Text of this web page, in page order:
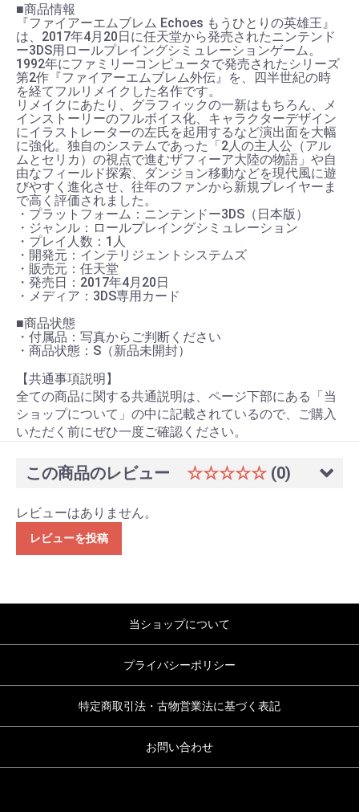
■商品情報
『ファイアーエムブレム Echoes もうひとりの英雄王』
は、2017年4月20日に任天堂から発売されたニンテンド
ー3DS用ロールプレイングシミュレーションゲーム。
1992年にファミリーコンピュータで発売されたシリーズ
第2作『ファイアーエムブレム外伝』を、四半世紀の時
を経てフルリメイクした名作です。
リメイクにあたり、グラフィックの一新はもちろん、メ
インストーリーのフルボイス化、キャラクターデザイン
にイラストレーターの左氏を起用するなど演出面を大幅
に強化。独自のシステムであった「2人の主人公（アル
ムとセリカ）の視点で進むザフィーア大陸の物語」や自
由なフィールド探索、ダンジョン移動などを現代風に遊
びやすく進化させ、往年のファンから新規プレイヤーま
で高く評価されました。
・プラットフォーム：ニンテンドー3DS（日本版）
・ジャンル：ロールプレイングシミュレーション
・プレイ人数：1人
・開発元：インテリジェントシステムズ
・販売元：任天堂
・発売日：2017年4月20日
・メディア：3DS専用カード
■商品状態
・付属品：写真からご判断ください
・商品状態：S（新品未開封）
【共通事項説明】
全ての商品に関する共通説明は、ページ下部にある「当
ショップについて」の中に記載されているので、ご購入
いただく前にぜひ一度ご確認ください。
この商品のレビュー ☆☆☆☆☆ (0)
レビューはありません。
レビューを投稿
当ショップについて
プライバシーポリシー
特定商取引法・古物営業法に基づく表記
お問い合わせ